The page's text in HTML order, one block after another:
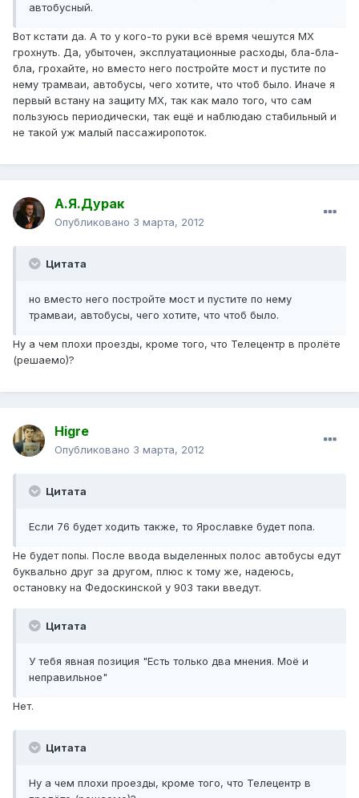
автобусный.
Вот кстати да. А то у кого-то руки всё время чешутся МХ
грохнуть. Да, убыточен, эксплуатационные расходы, бла-бла-
бла, грохайте, но вместо него постройте мост и пустите по
нему трамваи, автобусы, чего хотите, что чтоб было. Иначе я
первый встану на защиту МХ, так как мало того, что сам
пользуюсь периодически, так ещё и наблюдаю стабильный и
не такой уж малый пассажиропоток.
А.Я.Дурак
Опубликовано 3 марта, 2012
Цитата
но вместо него постройте мост и пустите по нему
трамваи, автобусы, чего хотите, что чтоб было.
Ну а чем плохи проезды, кроме того, что Телецентр в пролёте
(решаемо)?
Higre
Опубликовано 3 марта, 2012
Цитата
Если 76 будет ходить также, то Ярославке будет попа.
Не будет попы. После ввода выделенных полос автобусы едут
буквально друг за другом, плюс к тому же, надеюсь,
остановку на Федоскинской у 903 таки введут.
Цитата
У тебя явная позиция "Есть только два мнения. Моё и
неправильное"
Нет.
Цитата
Ну а чем плохи проезды, кроме того, что Телецентр в